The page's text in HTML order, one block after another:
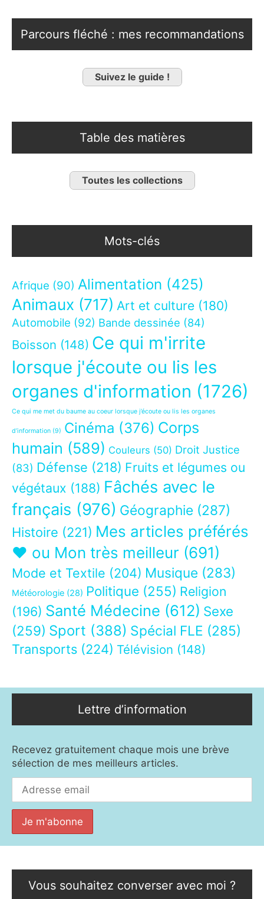
Parcours fléché : mes recommandations
Suivez le guide !
Table des matières
Toutes les collections
Mots-clés
Afrique (90) Alimentation (425)
Animaux (717) Art et culture (180)
Automobile (92) Bande dessinée (84)
Boisson (148) Ce qui m'irrite
lorsque j'écoute ou lis les
organes d'information (1726)
Ce qui me met du baume au coeur lorsque j’écoute ou lis les organes
d’information (9) Cinéma (376) Corps
humain (589) Couleurs (50) Droit Justice
(83) Défense (218) Fruits et légumes ou
végétaux (188) Fâchés avec le
français (976) Géographie (287)
Histoire (221) Mes articles préférés
❤ ou Mon très meilleur (691)
Mode et Textile (204) Musique (283)
Météorologie (28) Politique (255) Religion
(196) Santé Médecine (612) Sexe
(259) Sport (388) Spécial FLE (285)
Transports (224) Télévision (148)
Lettre d’information
Recevez gratuitement chaque mois une brève
sélection de mes meilleurs articles.
Vous souhaitez converser avec moi ?